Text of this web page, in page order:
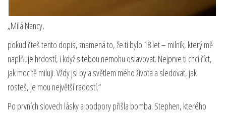
„Milá Nancy,
pokud čteš tento dopis, znamená to, že ti bylo 18 let – milník, který mě
naplňuje hrdostí, i když s tebou nemohu oslavovat. Nejprve ti chci říct,
jak moc tě miluji. Vždy jsi byla světlem mého života a sledovat, jak
rosteš, je mou největší radostí.“
Po prvních slovech lásky a podpory přišla bomba. Stephen, kterého